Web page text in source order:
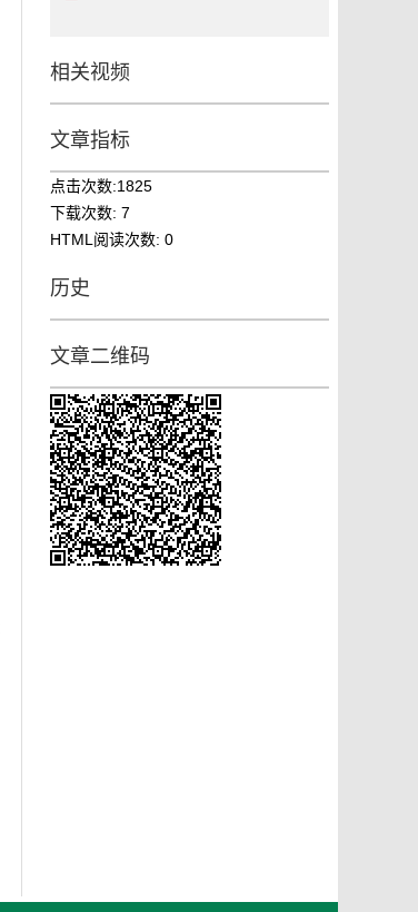
相关视频
文章指标
点击次数:1825
下载次数: 7
HTML阅读次数: 0
历史
文章二维码